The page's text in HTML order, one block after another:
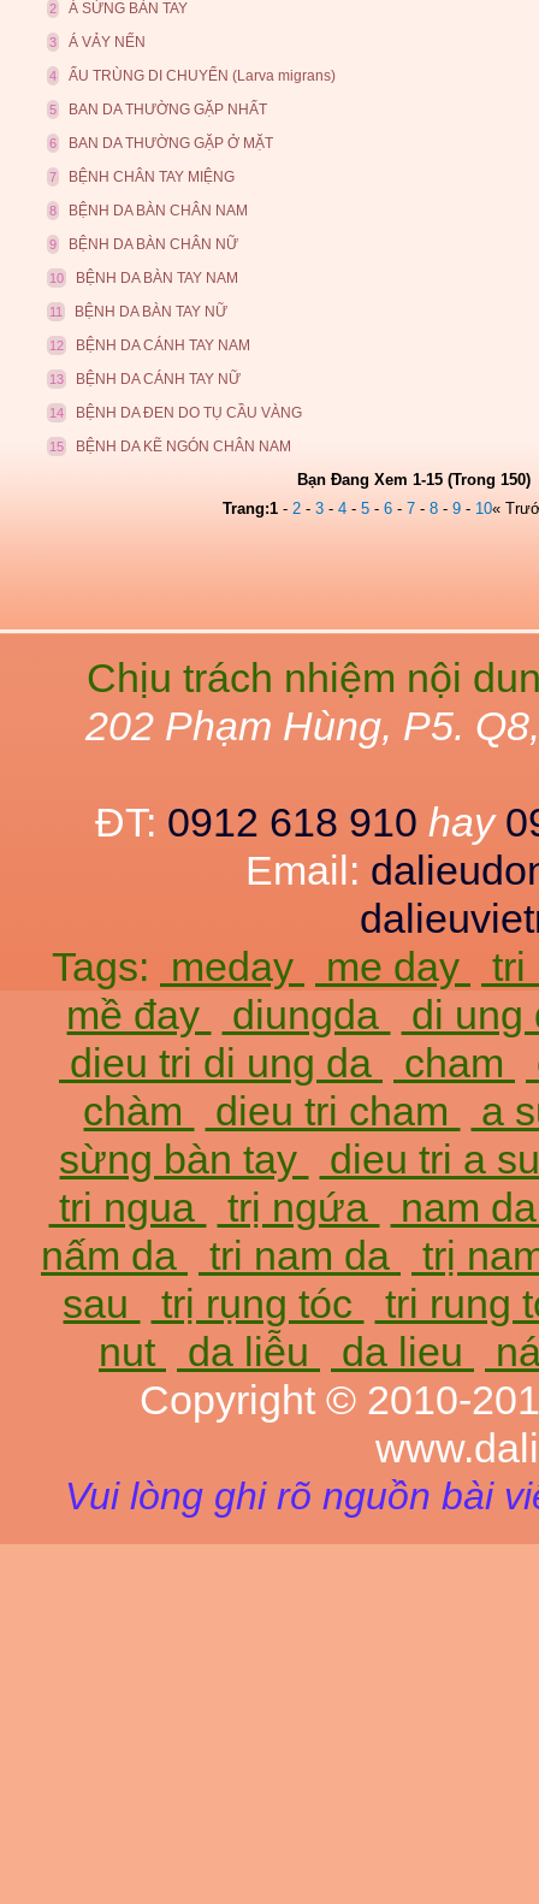
2 Á SỪNG BÀN TAY
3 Á VẢY NẾN
4 ẤU TRÙNG DI CHUYỂN (Larva migrans)
5 BAN DA THƯỜNG GẶP NHẤT
6 BAN DA THƯỜNG GẶP Ở MẶT
7 BỆNH CHÂN TAY MIỆNG
8 BỆNH DA BÀN CHÂN NAM
9 BỆNH DA BÀN CHÂN NỮ
10 BỆNH DA BÀN TAY NAM
11 BỆNH DA BÀN TAY NỮ
12 BỆNH DA CÁNH TAY NAM
13 BỆNH DA CÁNH TAY NỮ
14 BỆNH DA ĐEN DO TỤ CẦU VÀNG
15 BỆNH DA KẼ NGÓN CHÂN NAM
Bạn Đang Xem 1-15 (Trong 150)
Trang:1 -2 -3 -4 -5 -6 -7 -8 -9 - 10«
Chịu trách nhiệm nội
202 Phạm Hùng, P5.
ĐT: 0912 618 910 hay
Email:
Tags: meday me day
tri
mề đay
diungda
di
dieu tri di ung da
cham
chàm
dieu tri cham
a
sừng bàn tay
dieu tri a
tri ngua
trị ngứa
nam
nấm da
tri nam da
trị
sau
trị rụng tóc
tri rung
nut
da liễu da lieu
Copyright © 2010-
Vui lòng ghi rõ nguồn bài